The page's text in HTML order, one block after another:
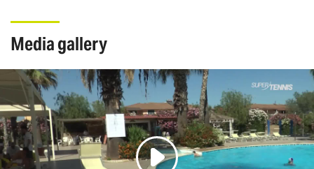
media gallery